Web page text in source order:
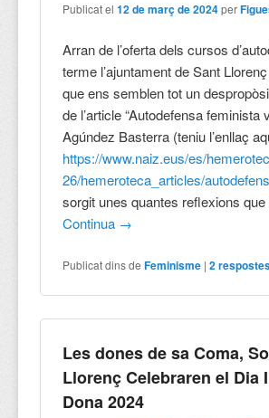
Publicat el12 de març de 2024 per
Arran de l’oferta dels cursos
terme l’ajuntament de Sant
que ens semblen tot un
de l’article “Autodefensa
Agúndez Basterra (teniu l’enllaç
https://www.naiz.eus/es/
26/hemeroteca_articles/
sorgit unes quantes reflexions
Continua →
Publicat dins de Feminisme |2
Les dones de sa Coma,
Llorenç Celebraren el Dia
Dona 2024